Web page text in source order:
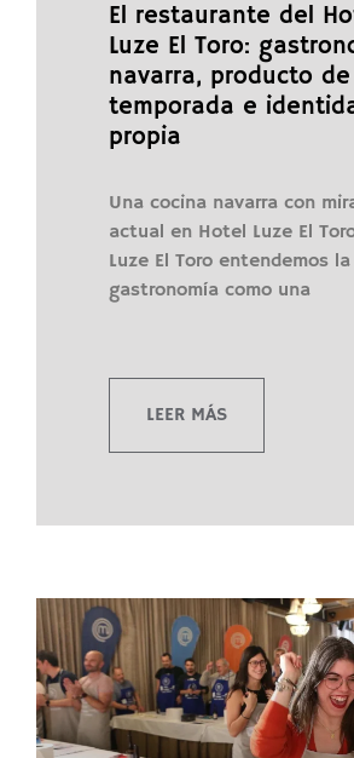
El restaurante del
Luze El Toro:
navarra, producto de
temporada e
propia
Una cocina navarra con
actual en Hotel Luze El
Luze El Toro entendemos la
gastronomía como una
LEER MÁS